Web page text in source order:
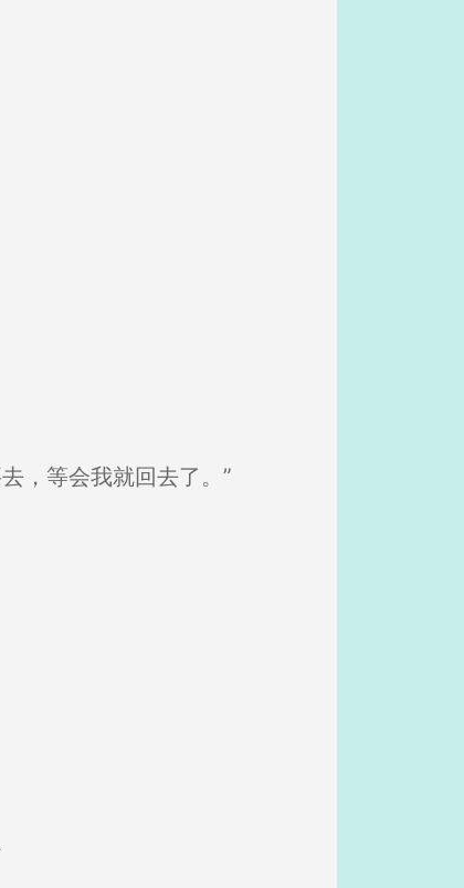
，等会我就回去了。”